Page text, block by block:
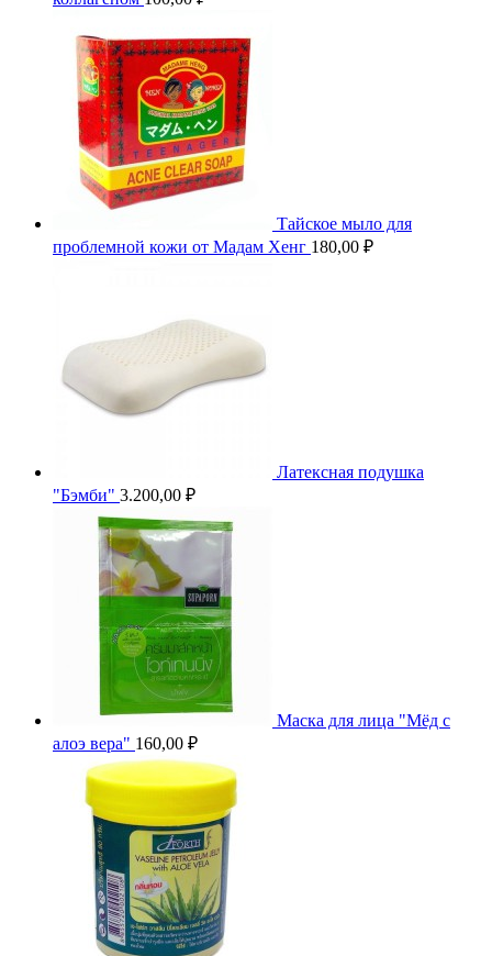
Тайское мыло для
проблемной кожи от Мадам Хенг 180,00 ₽
Латексная подушка
"Бэмби" 3.200,00 ₽
Маска для лица "Мёд с
алоэ вера" 160,00 ₽